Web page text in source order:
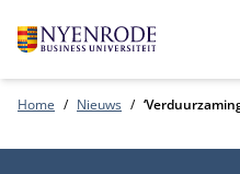
Home Nieuws